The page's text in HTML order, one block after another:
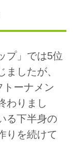
プ」では5位
したが、
トーナメン
わりまし
る下半身の
りを続けて